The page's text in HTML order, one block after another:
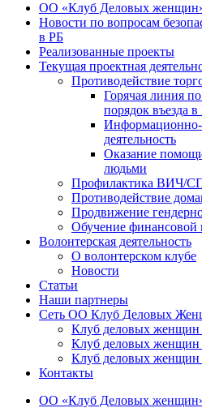
ОО «Клуб Деловых
Новости по вопросам
в РБ
Реализованные проекты
Текущая проектная
Противодействие
Горячая линия
порядок въезда в
Информационно-
деятельность
Оказание
людьми
Профилактика ВИЧ/
Противодействие
Продвижение
Обучение финансовой
Волонтерская деятельность
О волонтерском клубе
Новости
Статьи
Наши партнеры
Сеть ОО Клуб Деловых
Клуб деловых женщин
Клуб деловых женщин
Клуб деловых женщин
Контакты
ОО «Клуб Деловых